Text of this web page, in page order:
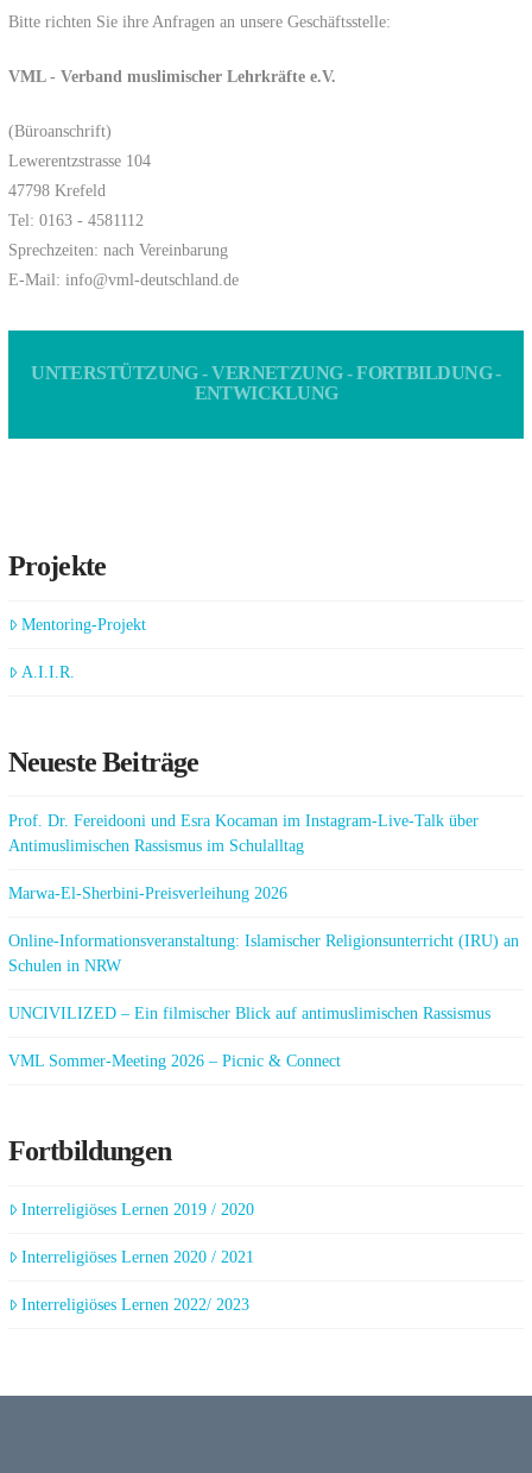
Bitte richten Sie ihre Anfragen an unsere Geschäftsstelle:
VML - Verband muslimischer Lehrkräfte e.V.
(Büroanschrift)
Lewerentzstrasse 104
47798 Krefeld
Tel: 0163 - 4581112
Sprechzeiten: nach Vereinbarung
E-Mail: info@vml-deutschland.de
UNTERSTÜTZUNG - VERNETZUNG - FORTBILDUNG -
ENTWICKLUNG
Projekte
Mentoring-Projekt
A.I.I.R.
Neueste Beiträge
Prof. Dr. Fereidooni und Esra Kocaman im Instagram-Live-Talk über
Antimuslimischen Rassismus im Schulalltag
Marwa-El-Sherbini-Preisverleihung 2026
Online-Informationsveranstaltung: Islamischer Religionsunterricht (IRU) an
Schulen in NRW
UNCIVILIZED – Ein filmischer Blick auf antimuslimischen Rassismus
VML Sommer-Meeting 2026 – Picnic & Connect
Fortbildungen
Interreligiöses Lernen 2019 / 2020
Interreligiöses Lernen 2020 / 2021
Interreligiöses Lernen 2022/ 2023